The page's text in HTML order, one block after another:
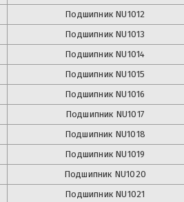
Подшипник NU1012
Подшипник NU1013
Подшипник NU1014
Подшипник NU1015
Подшипник NU1016
Подшипник NU1017
Подшипник NU1018
Подшипник NU1019
Подшипник NU1020
Подшипник NU1021